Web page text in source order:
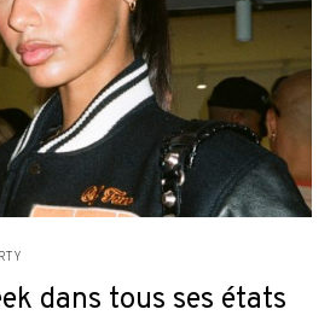
dans tous ses états